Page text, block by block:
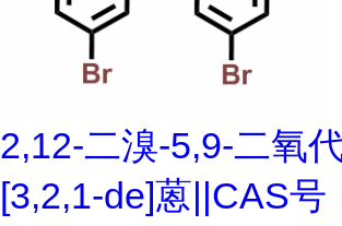
2,12-二溴-5,9-二氧
[3,2,1-de]蒽||CAS号